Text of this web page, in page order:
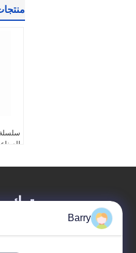
سلسلة
الصدأ
ترك
Barry